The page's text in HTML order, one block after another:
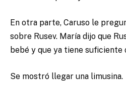
En otra parte, Caruso le
sobre Rusev. María dijo que
bebé y que ya tiene suficiente
Se mostró llegar una limusina.